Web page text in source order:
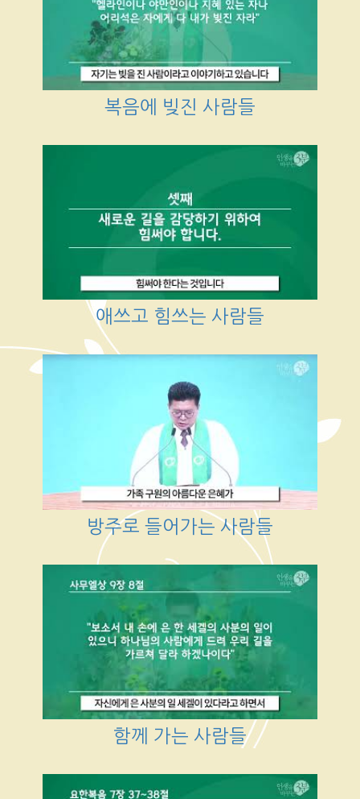
복음에 빚진 사람들
애쓰고 힘쓰는 사람들
방주로 들어가는 사람들
함께 가는 사람들